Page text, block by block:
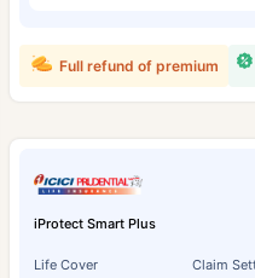
Full refund of premium
iProtect Smart Plus
Life Cover Claim